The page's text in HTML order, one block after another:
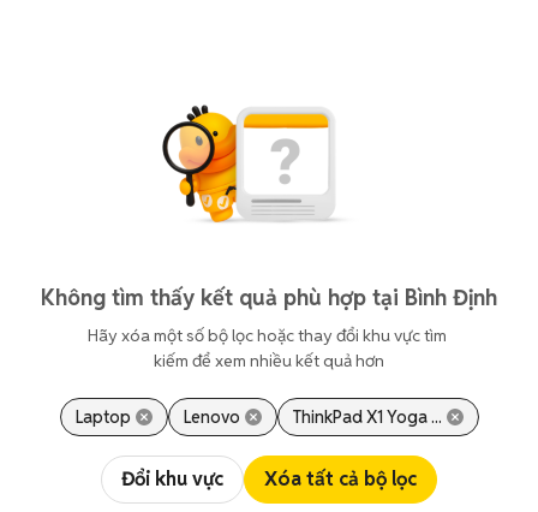
Không tìm thấy kết quả phù hợp tại Bình Định
Hãy xóa một số bộ lọc hoặc thay đổi khu vực tìm
kiếm để xem nhiều kết quả hơn
Laptop Lenovo ThinkPad X1 Yoga ...
Đổi khu vực Xóa tất cả bộ lọc